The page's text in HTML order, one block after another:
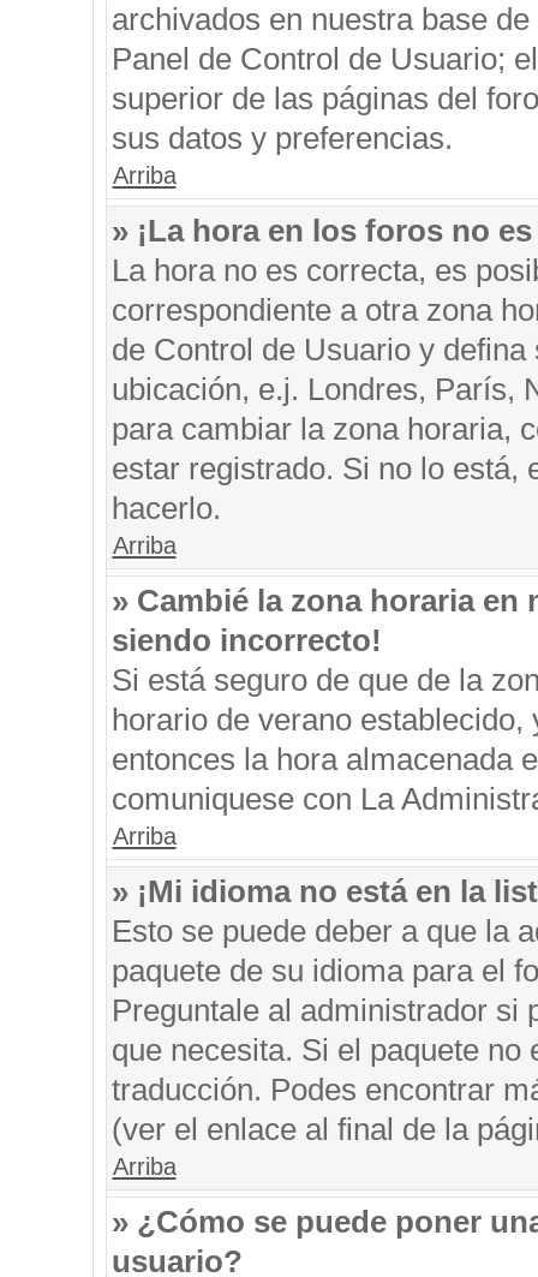
archivados en nuestra base
Panel de Control de Usuario;
superior de las páginas del
sus datos y preferencias.
Arriba
» ¡La hora en los foros no
La hora no es correcta, es
correspondiente a otra zona
de Control de Usuario y
ubicación, e.j. Londres, París,
para cambiar la zona horaria,
estar registrado. Si no lo está,
hacerlo.
Arriba
» Cambié la zona horaria
siendo incorrecto!
Si está seguro de que de la
horario de verano
entonces la hora almacenada
comuniquese con La
Arriba
» ¡Mi idioma no está en la
Esto se puede deber a que la
paquete de su idioma para el
Preguntale al administrador si
que necesita. Si el paquete
traducción. Podes encontrar
(ver el enlace al final de la
Arriba
» ¿Cómo se puede poner
usuario?